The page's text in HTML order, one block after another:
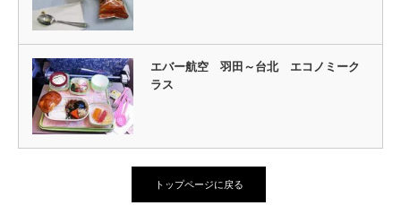
エバー航空 羽田～台北 エコノミーク
ラス
トップページに戻る